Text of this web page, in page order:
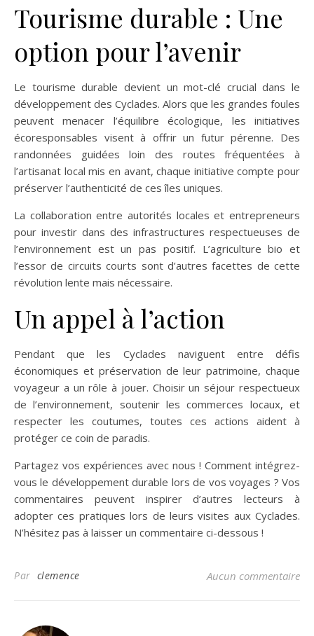
Tourisme durable : Une
option pour l’avenir
Le tourisme durable devient un mot-clé crucial dans le
développement des Cyclades. Alors que les grandes foules
peuvent menacer l’équilibre écologique, les initiatives
écoresponsables visent à offrir un futur pérenne. Des
randonnées guidées loin des routes fréquentées à
l’artisanat local mis en avant, chaque initiative compte pour
préserver l’authenticité de ces îles uniques.
La collaboration entre autorités locales et entrepreneurs
pour investir dans des infrastructures respectueuses de
l’environnement est un pas positif. L’agriculture bio et
l’essor de circuits courts sont d’autres facettes de cette
révolution lente mais nécessaire.
Un appel à l’action
Pendant que les Cyclades naviguent entre défis
économiques et préservation de leur patrimoine, chaque
voyageur a un rôle à jouer. Choisir un séjour respectueux
de l’environnement, soutenir les commerces locaux, et
respecter les coutumes, toutes ces actions aident à
protéger ce coin de paradis.
Partagez vos expériences avec nous ! Comment intégrez-
vous le développement durable lors de vos voyages ? Vos
commentaires peuvent inspirer d’autres lecteurs à
adopter ces pratiques lors de leurs visites aux Cyclades.
N’hésitez pas à laisser un commentaire ci-dessous !
Par clemence Aucun commentaire